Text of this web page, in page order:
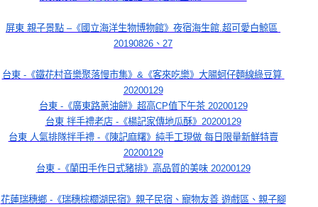
屏東 親子景點 –《國立海洋生物博物館》夜宿海生館.超可愛白鯨區
20190826、27
台東 -《鐵花村音樂聚落慢市集》&《客來吃樂》大腸蚵仔麵線綠豆算
20200129
台東 -《廣東路蔥油餅》超高CP值下午茶 20200129
台東 拌手禮老店 -《楊記家傳地瓜酥》20200129
台東 人氣排隊拌手禮 -《陳記麻糬》純手工現做 每日限量新鮮特賣
20200129
台東 -《蘭田手作日式豬排》高品質的美味 20200129
花蓮瑞穗鄉 -《瑞穗棕櫚湖民宿》親子民宿、寵物友善 遊戲區、親子腳